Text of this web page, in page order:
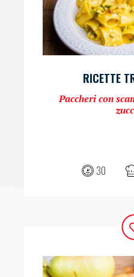
RICETTE
Paccheri con
30